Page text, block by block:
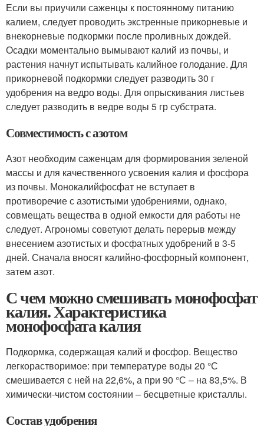
Если вы приучили саженцы к постоянному питанию
калием, следует проводить экстренные прикорневые и
внекорневые подкормки после проливных дождей.
Осадки моментально вымывают калий из почвы, и
растения начнут испытывать калийное голодание. Для
прикорневой подкормки следует разводить 30 г
удобрения на ведро воды. Для опрыскивания листьев
следует разводить в ведре воды 5 гр субстрата.
Совместимость с азотом
Азот необходим саженцам для формирования зеленой
массы и для качественного усвоения калия и фосфора
из почвы. Монокалийфосфат не вступает в
противоречие с азотистыми удобрениями, однако,
совмещать вещества в одной емкости для работы не
следует. Агрономы советуют делать перерыв между
внесением азотистых и фосфатных удобрений в 3-5
дней. Сначала вносят калийно-фосфорный компонент,
затем азот.
С чем можно смешивать монофосфат
калия. Характеристика
монофосфата калия
Подкормка, содержащая калий и фосфор. Вещество
легкорастворимое: при температуре воды 20 °С
смешивается с ней на 22,6%, а при 90 °С – на 83,5%. В
химически-чистом состоянии – бесцветные кристаллы.
Состав удобрения